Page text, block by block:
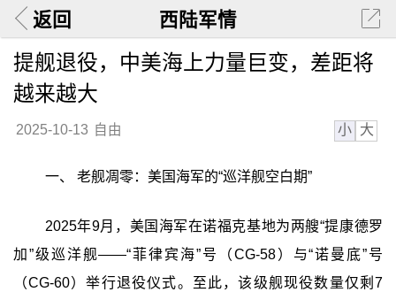
返回 西陆军情
提舰退役，中美海上力量巨变，差距将
越来越大
2025-10-13 自由 小 大
一、 老舰凋零：美国海军的“巡洋舰空白期”
2025年9月，美国海军在诺福克基地为两艘“提康德罗
加”级巡洋舰——“菲律宾海”号（CG-58）与“诺曼底”号
（CG-60）举行退役仪式。至此，该级舰现役数量仅剩7